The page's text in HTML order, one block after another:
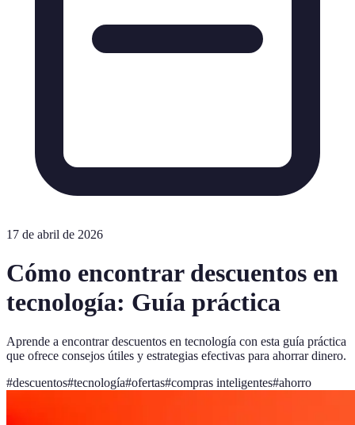
17 de abril de 2026
Cómo encontrar descuentos en
tecnología: Guía práctica
Aprende a encontrar descuentos en tecnología con esta guía práctica
que ofrece consejos útiles y estrategias efectivas para ahorrar dinero.
#descuentos#tecnología#ofertas#compras inteligentes#ahorro